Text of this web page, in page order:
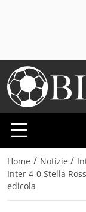
Home / Notizie /
Inter 4-0 Stella
edicola